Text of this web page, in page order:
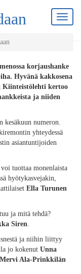
korjaushanke
Hyvänä kakkosena
kertoo
ja niiden
kesäkuun numeron.
yhteydessä
asiantuntijoiden
tuottaa monenlaista
hyötykasvejakin,
Ella Turunen
ja mitä tehdä?
Siren.
ja niihin liittyy
jo kokenut Unna
Mervi Ala-Prinkkilän